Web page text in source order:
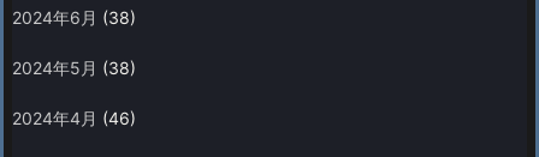
2024年6月 (38)
2024年5月 (38)
2024年4月 (46)